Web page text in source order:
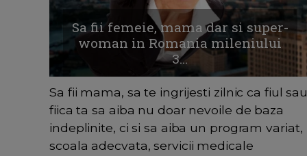
Sa fii femeie, mama dar si super-
woman in Romania mileniului
3...
Sa fii mama, sa te ingrijesti zilnic ca fiul
fiica ta sa aiba nu doar nevoile de baza
indeplinite, ci si sa aiba un program variat,
scoala adecvata, servicii medicale